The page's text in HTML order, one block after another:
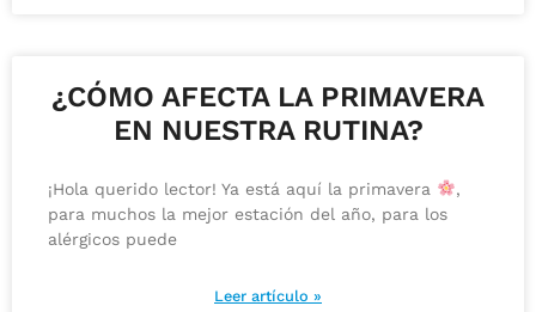
¿CÓMO AFECTA LA PRIMAVERA
EN NUESTRA RUTINA?
¡Hola querido lector! Ya está aquí la primavera
,
para muchos la mejor estación del año, para los
alérgicos puede
Leer artículo »